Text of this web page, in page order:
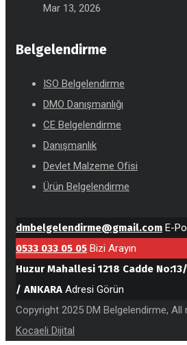
Mar 13, 2026
Belgelendirme
ISO Belgelendirme
DMO Danışmanlığı
CE Belgelendirme
Danışmanlık
Devlet Malzeme Ofisi
Ürün Belgelendirme
dmbelgelendirme@gmail.com E-
0533 033 05 05 Bizi Arayın
Huzur Mahallesi 1218 Cadde
/ ANKARA Adresi Görün
Copyright 2025 DM Belgelendirme, All
Kocaeli Dijital